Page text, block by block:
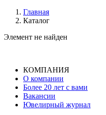
Главная
Каталог
Элемент не найден
КОМПАНИЯ
О компании
Более 20 лет с вами
Вакансии
Ювелирный журнал